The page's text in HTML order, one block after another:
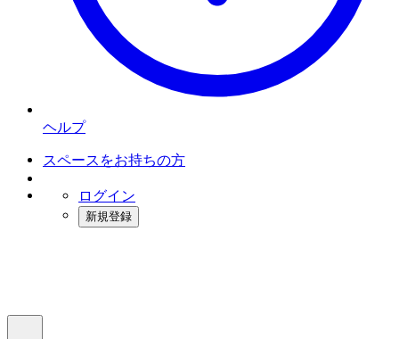
ヘルプ
スペースをお持ちの方
ログイン
新規登録